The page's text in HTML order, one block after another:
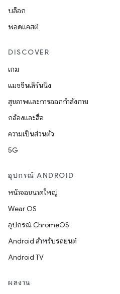
บล็อก
พอดแคสต์
DISCOVER
เกม
แมชชีนเลิร์นนิง
สุขภาพและการออกกำลังกาย
กล้องและสื่อ
ความเป็นส่วนตัว
5G
อุปกรณ์ ANDROID
หน้าจอขนาดใหญ่
Wear OS
อุปกรณ์ ChromeOS
Android สำหรับรถยนต์
Android TV
ผลงาน